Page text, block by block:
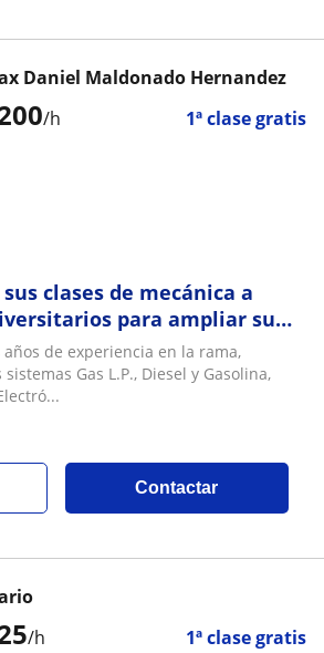
/h 1ª clase gratis
Daniel Maldonado Hernandez
clases de mecánica a
para ampliar su
manera teórica y práctica
años de experiencia en la rama,
Gas L.P., Diesel y Gasolina,
Contactar
/h 1ª clase gratis